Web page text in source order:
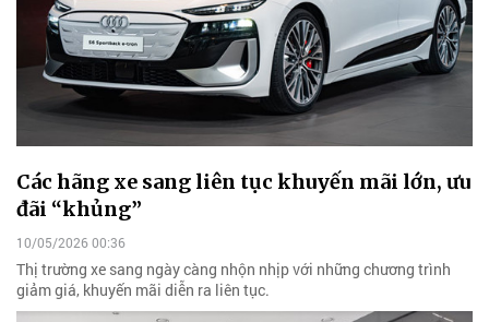
Các hãng xe sang liên tục khuyến mãi lớn, ưu
đãi “khủng”
10/05/2026 00:36
Thị trường xe sang ngày càng nhộn nhịp với những chương trình
giảm giá, khuyến mãi diễn ra liên tục.